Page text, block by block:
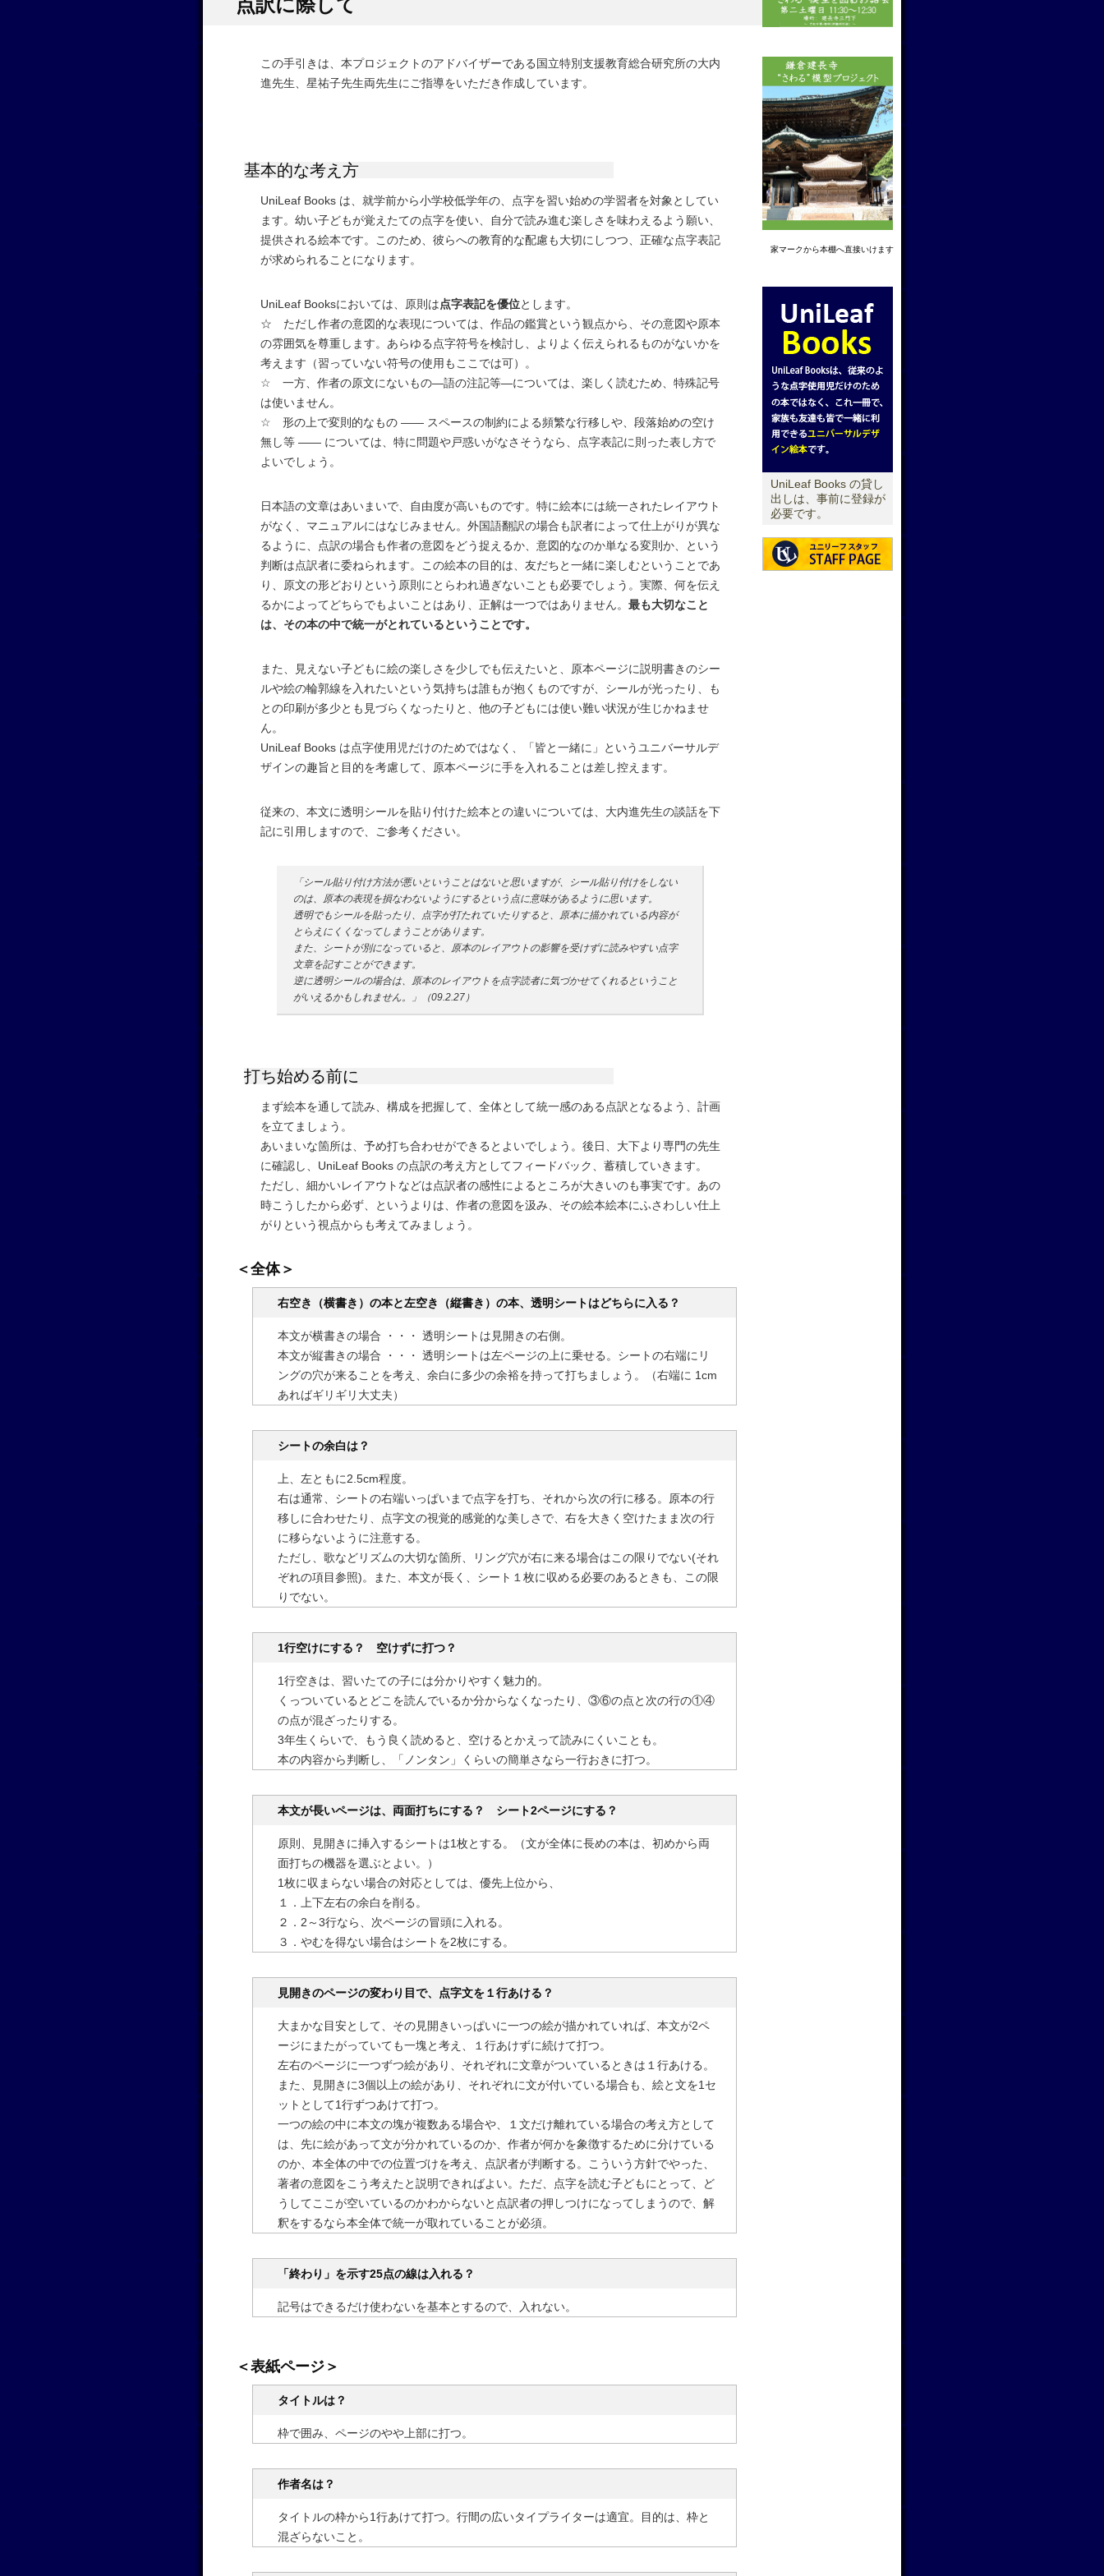
点訳に際して
この手引きは、本プロジェクトのアドバイザーである国立特別支援教育総合研究所の大内
進先生、星祐子先生両先生にご指導をいただき作成しています。
基本的な考え方
UniLeaf Books は、就学前から小学校低学年の、点字を習い始めの学習者を対象としてい
ます。幼い子どもが覚えたての点字を使い、自分で読み進む楽しさを味わえるよう願い、
提供される絵本です。このため、彼らへの教育的な配慮も大切にしつつ、正確な点字表記
が求められることになります。
UniLeaf Booksにおいては、原則は点字表記を優位とします。
☆ ただし作者の意図的な表現については、作品の鑑賞という観点から、その意図や原本
の雰囲気を尊重します。あらゆる点字符号を検討し、よりよく伝えられるものがないかを
考えます（習っていない符号の使用もここでは可）。
☆ 一方、作者の原文にないもの―語の注記等―については、楽しく読むため、特殊記号
は使いません。
☆ 形の上で変則的なもの —— スペースの制約による頻繁な行移しや、段落始めの空け
無し等 —— については、特に問題や戸惑いがなさそうなら、点字表記に則った表し方で
よいでしょう。
日本語の文章はあいまいで、自由度が高いものです。特に絵本には統一されたレイアウト
がなく、マニュアルにはなじみません。外国語翻訳の場合も訳者によって仕上がりが異な
るように、点訳の場合も作者の意図をどう捉えるか、意図的なのか単なる変則か、という
判断は点訳者に委ねられます。この絵本の目的は、友だちと一緒に楽しむということであ
り、原文の形どおりという原則にとらわれ過ぎないことも必要でしょう。実際、何を伝え
るかによってどちらでもよいことはあり、正解は一つではありません。 最も大切なこと
は、その本の中で統一がとれているということです。
また、見えない子どもに絵の楽しさを少しでも伝えたいと、原本ページに説明書きのシー
ルや絵の輪郭線を入れたいという気持ちは誰もが抱くものですが、シールが光ったり、も
との印刷が多少とも見づらくなったりと、他の子どもには使い難い状況が生じかねませ
ん。
UniLeaf Books は点字使用児だけのためではなく、「皆と一緒に」というユニバーサルデ
ザインの趣旨と目的を考慮して、原本ページに手を入れることは差し控えます。
従来の、本文に透明シールを貼り付けた絵本との違いについては、大内進先生の談話を下
記に引用しますので、ご参考ください。
「シール貼り付け方法が悪いということはないと思いますが、シール貼り付けをしない
のは、原本の表現を損なわないようにするという点に意味があるように思います。
透明でもシールを貼ったり、点字が打たれていたりすると、原本に描かれている内容が
とらえにくくなってしまうことがあります。
また、シートが別になっていると、原本のレイアウトの影響を受けずに読みやすい点字
文章を記すことができます。
逆に透明シールの場合は、原本のレイアウトを点字読者に気づかせてくれるということ
がいえるかもしれません。」（09.2.27）
打ち始める前に
まず絵本を通して読み、構成を把握して、全体として統一感のある点訳となるよう、計画
を立てましょう。
あいまいな箇所は、予め打ち合わせができるとよいでしょう。後日、大下より専門の先生
に確認し、UniLeaf Books の点訳の考え方としてフィードバック、蓄積していきます。
ただし、細かいレイアウトなどは点訳者の感性によるところが大きいのも事実です。あの
時こうしたから必ず、というよりは、作者の意図を汲み、その絵本絵本にふさわしい仕上
がりという視点からも考えてみましょう。
＜全体＞
右空き（横書き）の本と左空き（縦書き）の本、透明シートはどちらに入る？
本文が横書きの場合 ・・・ 透明シートは見開きの右側。
本文が縦書きの場合 ・・・ 透明シートは左ページの上に乗せる。シートの右端にリ
ングの穴が来ることを考え、余白に多少の余裕を持って打ちましょう。（右端に 1cm
あればギリギリ大丈夫）
シートの余白は？
上、左ともに2.5cm程度。
右は通常、シートの右端いっぱいまで点字を打ち、それから次の行に移る。原本の行
移しに合わせたり、点字文の視覚的感覚的な美しさで、右を大きく空けたまま次の行
に移らないように注意する。
ただし、歌などリズムの大切な箇所、リング穴が右に来る場合はこの限りでない(それ
ぞれの項目参照)。また、本文が長く、シート１枚に収める必要のあるときも、この限
りでない。
1行空けにする？ 空けずに打つ？
1行空きは、習いたての子には分かりやすく魅力的。
くっついているとどこを読んでいるか分からなくなったり、③⑥の点と次の行の①④
の点が混ざったりする。
3年生くらいで、もう良く読めると、空けるとかえって読みにくいことも。
本の内容から判断し、「ノンタン」くらいの簡単さなら一行おきに打つ。
本文が長いページは、両面打ちにする？ シート2ページにする？
原則、見開きに挿入するシートは1枚とする。（文が全体に長めの本は、初めから両
面打ちの機器を選ぶとよい。）
1枚に収まらない場合の対応としては、優先上位から、
１．上下左右の余白を削る。
２．2～3行なら、次ページの冒頭に入れる。
３．やむを得ない場合はシートを2枚にする。
見開きのページの変わり目で、点字文を１行あける？
大まかな目安として、その見開きいっぱいに一つの絵が描かれていれば、本文が2ペ
ージにまたがっていても一塊と考え、１行あけずに続けて打つ。
左右のページに一つずつ絵があり、それぞれに文章がついているときは１行あける。
また、見開きに3個以上の絵があり、それぞれに文が付いている場合も、絵と文を1セ
ットとして1行ずつあけて打つ。
一つの絵の中に本文の塊が複数ある場合や、１文だけ離れている場合の考え方として
は、先に絵があって文が分かれているのか、作者が何かを象徴するために分けている
のか、本全体の中での位置づけを考え、点訳者が判断する。こういう方針でやった、
著者の意図をこう考えたと説明できればよい。ただ、点字を読む子どもにとって、ど
うしてここが空いているのかわからないと点訳者の押しつけになってしまうので、解
釈をするなら本全体で統一が取れていることが必須。
「終わり」を示す25点の線は入れる？
記号はできるだけ使わないを基本とするので、入れない。
＜表紙ページ＞
タイトルは？
枠で囲み、ページのやや上部に打つ。
作者名は？
タイトルの枠から1行あけて打つ。行間の広いタイプライターは適宜。目的は、枠と
混ざらないこと。
家マークから本棚へ直接いけます
UniLeaf Books の貸し
出しは、事前に登録が
必要です。